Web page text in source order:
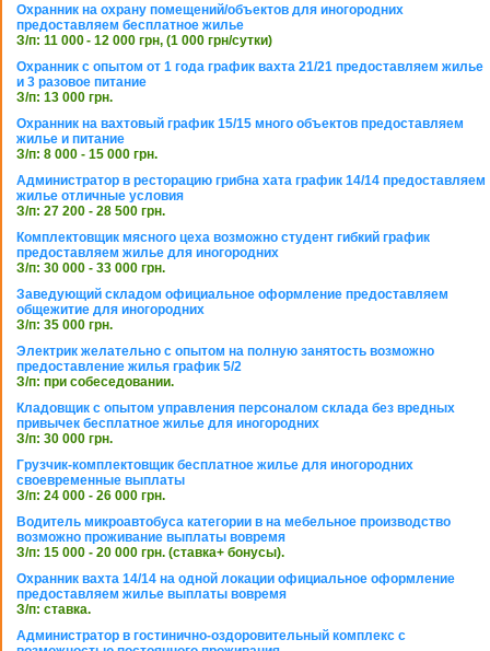
Охранник на охрану помещений/объектов для иногородних
предоставляем бесплатное жилье
З/п: 11 000 - 12 000 грн, (1 000 грн/сутки)
Охранник с опытом от 1 года график вахта 21/21 предоставляем жилье
и 3 разовое питание
З/п: 13 000 грн.
Охранник на вахтовый график 15/15 много объектов предоставляем
жилье и питание
З/п: 8 000 - 15 000 грн.
Администратор в ресторацию грибна хата график 14/14 предоставляем
жилье отличные условия
З/п: 27 200 - 28 500 грн.
Комплектовщик мясного цеха возможно студент гибкий график
предоставляем жилье для иногородних
З/п: 30 000 - 33 000 грн.
Заведующий складом официальное оформление предоставляем
общежитие для иногородних
З/п: 35 000 грн.
Электрик желательно с опытом на полную занятость возможно
предоставление жилья график 5/2
З/п: при собеседовании.
Кладовщик с опытом управления персоналом склада без вредных
привычек бесплатное жилье для иногородних
З/п: 30 000 грн.
Грузчик-комплектовщик бесплатное жилье для иногородних
своевременные выплаты
З/п: 24 000 - 26 000 грн.
Водитель микроавтобуса категории в на мебельное производство
возможно проживание выплаты вовремя
З/п: 15 000 - 20 000 грн. (ставка+ бонусы).
Охранник вахта 14/14 на одной локации официальное оформление
предоставляем жилье выплаты вовремя
З/п: ставка.
Администратор в гостинично-оздоровительный комплекс с